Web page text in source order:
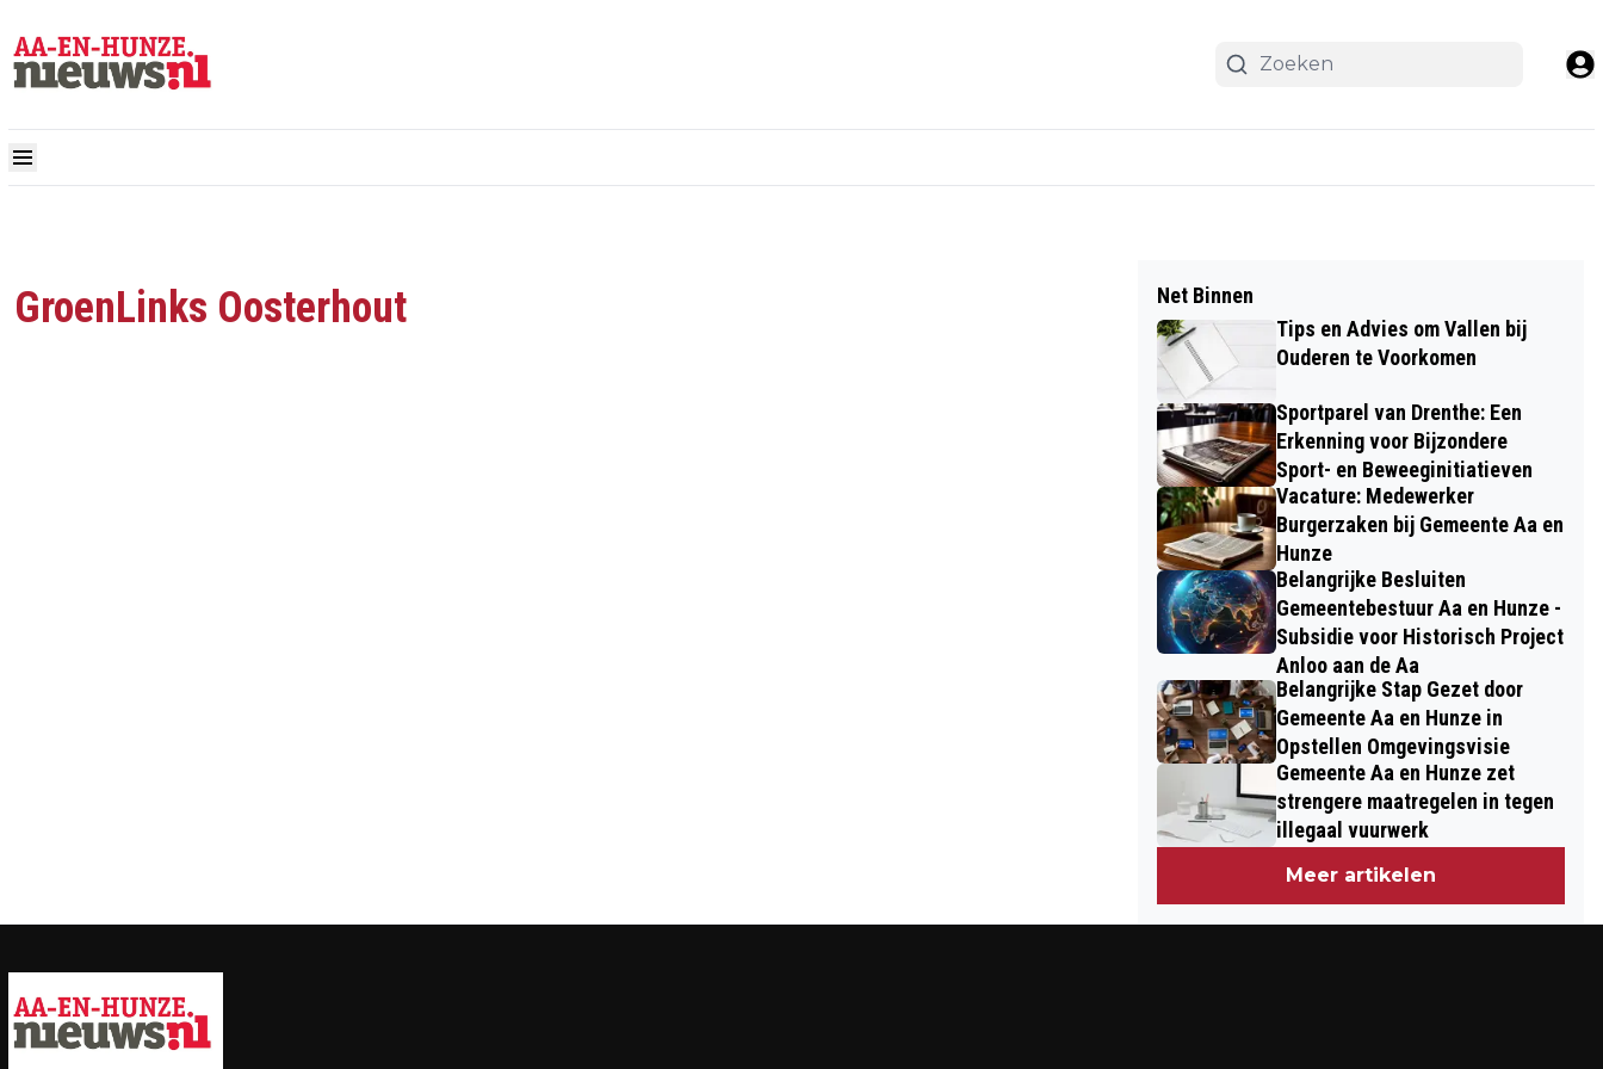
GroenLinks Oosterhout
Net Binnen
Tips en Advies om Vallen bij
Ouderen te Voorkomen
Sportparel van Drenthe: Een
Erkenning voor Bijzondere
Sport- en Beweeginitiatieven
Vacature: Medewerker
Burgerzaken bij Gemeente Aa en
Hunze
Belangrijke Besluiten
Gemeentebestuur Aa en Hunze -
Subsidie voor Historisch Project
Anloo aan de Aa
Belangrijke Stap Gezet door
Gemeente Aa en Hunze in
Opstellen Omgevingsvisie
Gemeente Aa en Hunze zet
strengere maatregelen in tegen
illegaal vuurwerk
Meer artikelen